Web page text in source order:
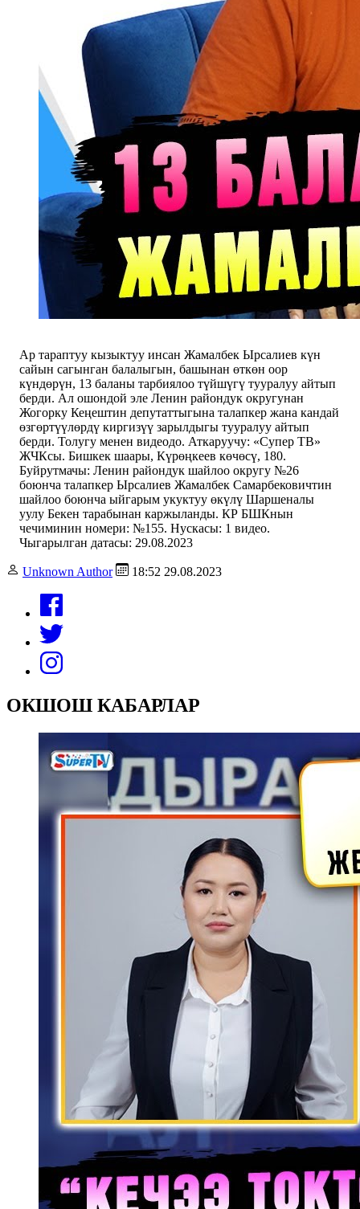
Ар тараптуу кызыктуу инсан Жамалбек Ырсалиев күн
сайын сагынган балалыгын, башынан өткөн оор
күндөрүн, 13 баланы тарбиялоо түйшүгү тууралуу айтып
берди. Ал ошондой эле Ленин райондук округунан
Жогорку Кеңештин депутаттыгына талапкер жана кандай
өзгөртүүлөрдү киргизүү зарылдыгы тууралуу айтып
берди. Толугу менен видеодо. Аткаруучу: «Супер ТВ»
ЖЧКсы. Бишкек шаары, Күрөңкеев көчөсү, 180.
Буйрутмачы: Ленин райондук шайлоо округу №26
боюнча талапкер Ырсалиев Жамалбек Самарбековичтин
шайлоо боюнча ыйгарым укуктуу өкүлү Шаршеналы
уулу Бекен тарабынан каржыланды. КР БШКнын
чечиминин номери: №155. Нускасы: 1 видео.
Чыгарылган датасы: 29.08.2023
Unknown Author 18:52 29.08.2023
ОКШОШ КАБАРЛАР